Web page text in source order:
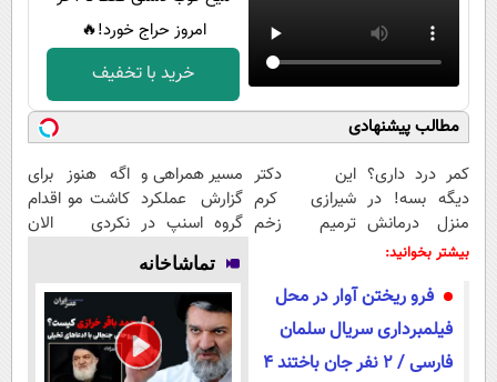
امروز حراج خورد!🔥
خرید با تخفیف
مطالب پیشنهادی
کمر درد داری؟
دیگه بسه! در
منزل درمانش
کن
این دکتر
شیرازی کرم
ترمیم زخم
مسیر همراهی و
گزارش عملکرد
گروه اسنپ در
اگه هنوز برای
کاشت مو اقدام
نکردی الان
بیشتر بخوانید:
فرو ریختن آوار در محل
فیلمبرداری سریال سلمان
فارسی / 2 نفر جان باختند 4
تماشاخانه